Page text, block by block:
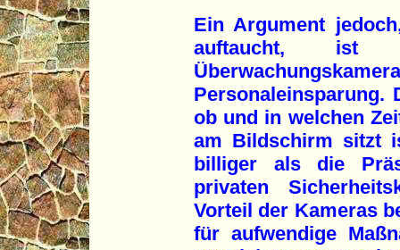
Ein Argument
auftaucht, ist
Personaleinsparung.
ob und in welchen
am Bildschirm sitzt
billiger als die
privaten
Vorteil der Kameras
für aufwendige